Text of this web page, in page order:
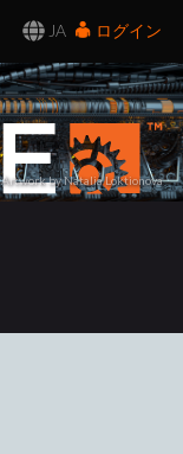
JA
ログイン
Artwork by Natalia Loktionova